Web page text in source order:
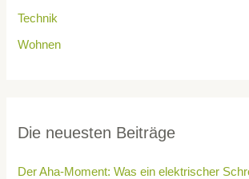
Technik
Wohnen
Die neuesten Beiträge
Der Aha-Moment: Was ein elektrischer